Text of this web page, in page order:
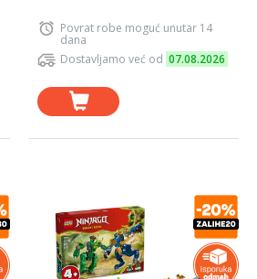
Povrat robe moguć unutar 14
dana
Dostavljamo već od 07.08.2026